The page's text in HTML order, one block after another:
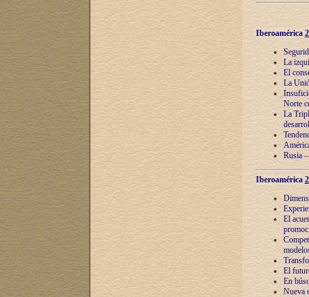
Iberoamérica
La
El
La
Norte
La
Rusia
Iberoamérica
El
El
En
Nueva